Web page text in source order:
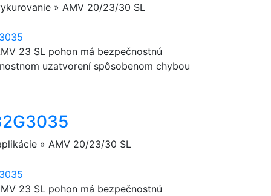
» AMV 20/23/30 SL
23 SL pohon má bezpečnostnú
uzatvorení spôsobenom chybou
» AMV 20/23/30 SL
23 SL pohon má bezpečnostnú